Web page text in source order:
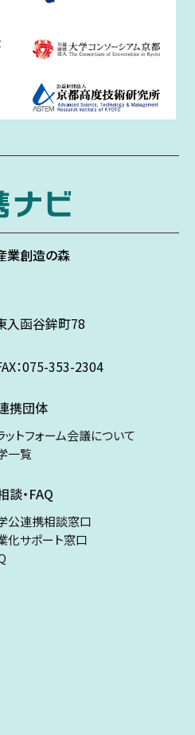
業創造の森
入函谷鉾町78
：075-353-2304
携団体
ットフォーム会議について
一覧
談・FAQ
公連携相談窓口
化サポート窓口